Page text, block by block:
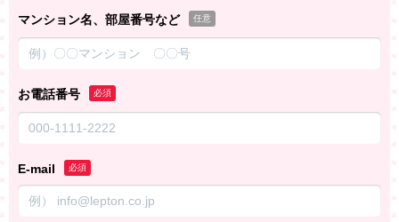
マンション名、部屋番号など 任意
お電話番号 必須
E-mail 必須